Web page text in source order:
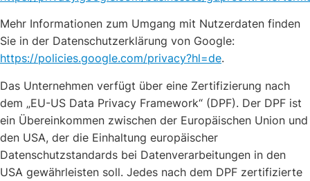
Mehr Informationen zum Umgang mit Nutzerdaten finden
Sie in der Datenschutzerklärung von Google:
https://policies.google.com/privacy?hl=de.
Das Unternehmen verfügt über eine Zertifizierung nach
dem „EU-US Data Privacy Framework“ (DPF). Der DPF ist
ein Übereinkommen zwischen der Europäischen Union und
den USA, der die Einhaltung europäischer
Datenschutzstandards bei Datenverarbeitungen in den
USA gewährleisten soll. Jedes nach dem DPF zertifizierte